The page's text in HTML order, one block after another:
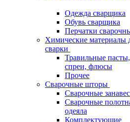
Одежда сварщика
Обувь сварщика
Перчатки
Химические материалы
сварки
Травильные пасты,
спреи, флюсы
Прочее
Сварочные шторы
Сварочные
Сварочные
одеяла
Комплектующие